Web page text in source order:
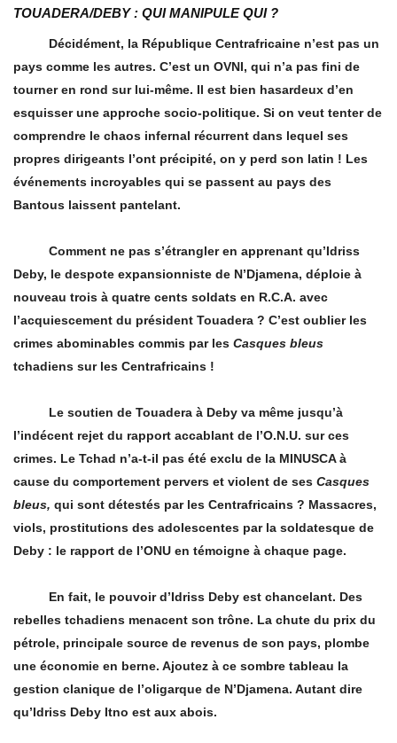
TOUADERA/DEBY : QUI MANIPULE QUI ?
Décidément, la République Centrafricaine n’est pas un
pays comme les autres. C’est un OVNI, qui n’a pas fini de
tourner en rond sur lui-même. Il est bien hasardeux d’en
esquisser une approche socio-politique. Si on veut tenter de
comprendre le chaos infernal récurrent dans lequel ses
propres dirigeants l’ont précipité, on y perd son latin ! Les
événements incroyables qui se passent au pays des
Bantous laissent pantelant.
Comment ne pas s’étrangler en apprenant qu’Idriss
Deby, le despote expansionniste de N’Djamena, déploie à
nouveau trois à quatre cents soldats en R.C.A. avec
l’acquiescement du président Touadera ? C’est oublier les
crimes abominables commis par les Casques bleus
tchadiens sur les Centrafricains !
Le soutien de Touadera à Deby va même jusqu’à
l’indécent rejet du rapport accablant de l’O.N.U. sur ces
crimes. Le Tchad n’a-t-il pas été exclu de la MINUSCA à
cause du comportement pervers et violent de ses Casques
bleus, qui sont détestés par les Centrafricains ? Massacres,
viols, prostitutions des adolescentes par la soldatesque de
Deby : le rapport de l’ONU en témoigne à chaque page.
En fait, le pouvoir d’Idriss Deby est chancelant. Des
rebelles tchadiens menacent son trône. La chute du prix du
pétrole, principale source de revenus de son pays, plombe
une économie en berne. Ajoutez à ce sombre tableau la
gestion clanique de l’oligarque de N’Djamena. Autant dire
qu’Idriss Deby Itno est aux abois.